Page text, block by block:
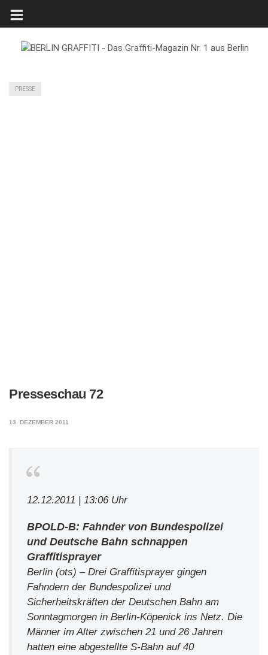
PRESSE
Presseschau 72
13. DEZEMBER 2011
12.12.2011 | 13:06 Uhr
BPOLD-B: Fahnder von Bundespolizei
und Deutsche Bahn schnappen
Graffitisprayer
Berlin (ots) – Drei Graffitisprayer gingen
Fahndern der Bundespolizei und
Sicherheitskräften der Deutschen Bahn am
Sonntagmorgen in Berlin-Köpenick ins Netz. Die
Männer im Alter zwischen 21 und 26 Jahren
hatten eine abgestellte S-Bahn auf 40